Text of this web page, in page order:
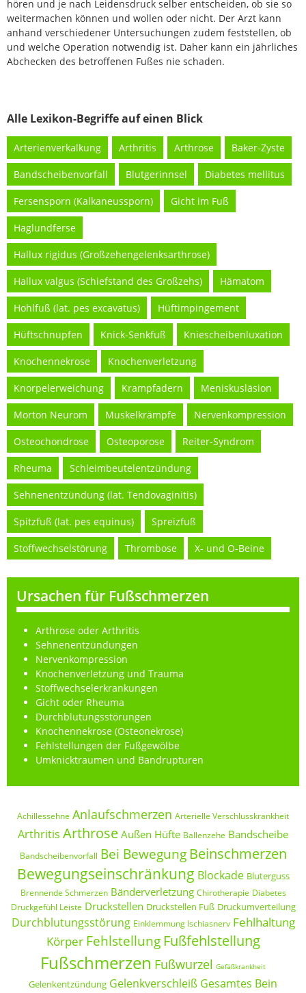
hören und je nach Leidensdruck selber entscheiden, ob sie so
weitermachen können und wollen oder nicht. Der Arzt kann
anhand verschiedener Untersuchungen zudem feststellen, ob
und welche Operation notwendig ist. Daher kann ein jährliches
Abchecken des betroffenen Fußes nie schaden.
Alle Lexikon-Begriffe auf einen Blick
Arterienverkalkung Arthritis Arthrose Baker-Zyste
Bandscheibenvorfall Blutgerinnsel Diabetes mellitus
Fersensporn (Kalkaneussporn) Gicht im Fuß
Haglundferse
Hallux rigidus (Großzehengelenksarthrose)
Hallux valgus (Schiefstand des Großzehs) Hämatom
Hohlfuß (lat. pes excavatus) Hüftimpingement
Hüftschnupfen Knick-Senkfuß Kniescheibenluxation
Knochennekrose Knochenverletzung
Knorpelerweichung Krampfadern Meniskusläsion
Morton Neurom Muskelkrämpfe Nervenkompression
Osteochondrose Osteoporose Reiter-Syndrom
Rheuma Schleimbeutelentzündung
Sehnenentzündung (lat. Tendovaginitis)
Spitzfuß (lat. pes equinus) Spreizfuß
Stoffwechselstörung Thrombose X- und O-Beine
Ursachen für Fußschmerzen
Arthrose oder Arthritis
Sehnenentzündungen
Nervenkompression
Knochenverletzung und Trauma
Stoffwechselerkrankungen
Gicht oder Rheuma
Durchblutungsstörungen
Knochennekrose (Osteonekrose)
Fehlstellungen der Fußgewölbe
Umknicktraumen und Bandrupturen
Achillessehne Anlaufschmerzen Arterielle Verschlusskrankheit
Arthritis Arthrose Außen Hüfte Ballenzehe Bandscheibe
Bandscheibenvorfall Bei Bewegung Beinschmerzen
Bewegungseinschränkung Blockade Bluterguss
Brennende Schmerzen Bänderverletzung Chirotherapie Diabetes
Druckgefühl Leiste Druckstellen Druckstellen Fuß Druckumverteilung
Durchblutungsstörung Einklemmung Ischiasnerv Fehlhaltung
Körper Fehlstellung Fußfehlstellung
Fußschmerzen Fußwurzel Gefäßkrankheit
Gelenkentzündung Gelenkverschleiß Gesamtes Bein